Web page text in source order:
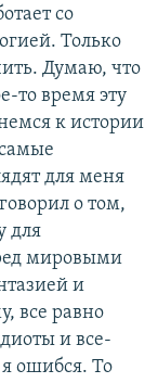
со
Только
Думаю, что
то время эту
к истории
для меня
о том,
для
мировыми
и
все равно
и все-
ошибся. То